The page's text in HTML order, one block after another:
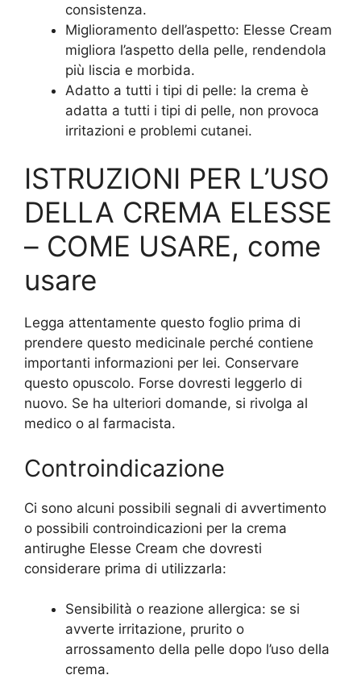
consistenza.
Miglioramento dell’aspetto: Elesse Cream
migliora l’aspetto della pelle, rendendola
più liscia e morbida.
Adatto a tutti i tipi di pelle: la crema è
adatta a tutti i tipi di pelle, non provoca
irritazioni e problemi cutanei.
ISTRUZIONI PER L’USO
DELLA CREMA ELESSE
– COME USARE, come
usare
Legga attentamente questo foglio prima di
prendere questo medicinale perché contiene
importanti informazioni per lei. Conservare
questo opuscolo. Forse dovresti leggerlo di
nuovo. Se ha ulteriori domande, si rivolga al
medico o al farmacista.
Controindicazione
Ci sono alcuni possibili segnali di avvertimento
o possibili controindicazioni per la crema
antirughe Elesse Cream che dovresti
considerare prima di utilizzarla:
Sensibilità o reazione allergica: se si
avverte irritazione, prurito o
arrossamento della pelle dopo l’uso della
crema.